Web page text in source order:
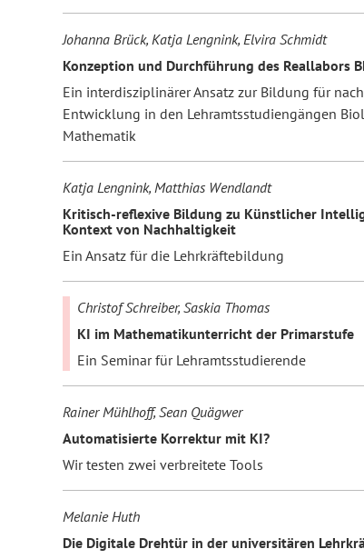
Johanna Brück, Katja Lengnink, Elvira Schmidt
Konzeption und Durchführung des Reallabors
Ein interdisziplinärer Ansatz zur Bildung für
Entwicklung in den Lehramtsstudiengängen
Mathematik
Katja Lengnink, Matthias Wendlandt
Kritisch-reflexive Bildung zu Künstlicher
Kontext von Nachhaltigkeit
Ein Ansatz für die Lehrkräftebildung
Christof Schreiber, Saskia Thomas
KI im Mathematikunterricht der Primarstufe
Ein Seminar für Lehramtsstudierende
Rainer Mühlhoff, Sean Quägwer
Automatisierte Korrektur mit KI?
Wir testen zwei verbreitete Tools
Melanie Huth
Die Digitale Drehtür in der universitären